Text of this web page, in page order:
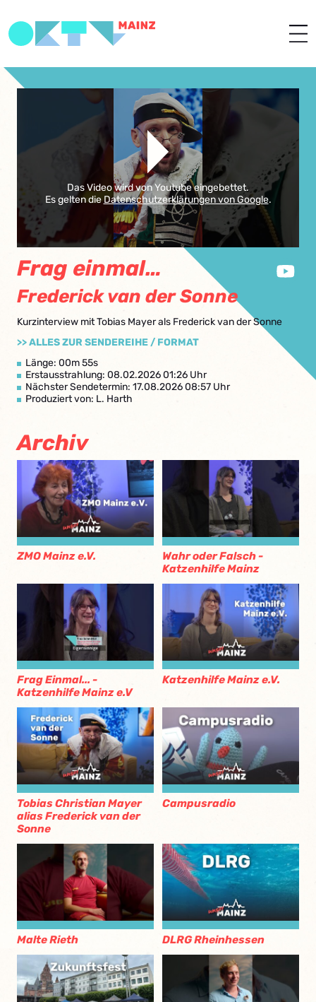
Das Video wird von Youtube eingebettet.
Es gelten dieDatenschutzerklärungen von Google.
Frag einmal…
Frederick van der Sonne
Kurzinterview mit Tobias Mayer als Frederick van der Sonne
>> ALLES ZUR SENDEREIHE / FORMAT
Länge: 00m 55s
Erstausstrahlung: 08.02.2026 01:26 Uhr
Nächster Sendetermin: 17.08.2026 08:57 Uhr
Produziert von: L. Harth
Archiv
ZMO Mainz e.V.
Wahr oder Falsch -
Katzenhilfe Mainz
Frag Einmal... -
Katzenhilfe Mainz e.V
Katzenhilfe Mainz e.V.
Tobias Christian Mayer
alias Frederick van der
Sonne
Campusradio
Malte Rieth DLRG Rheinhessen